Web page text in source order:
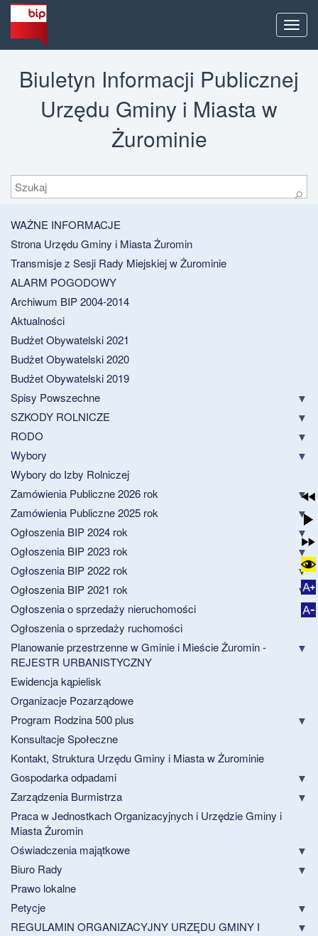
Menu
Biuletyn Informacji Publicznej
Urzędu Gminy i Miasta w
Żurominie
Szukaj
⚲
WAŻNE INFORMACJE
Strona Urzędu Gminy i Miasta Żuromin
Transmisje z Sesji Rady Miejskiej w Żurominie
ALARM POGODOWY
Archiwum BIP 2004-2014
Aktualności
Budżet Obywatelski 2021
Budżet Obywatelski 2020
Budżet Obywatelski 2019
Spisy Powszechne
SZKODY ROLNICZE
RODO
Wybory
Wybory do Izby Rolniczej
Zamówienia Publiczne 2026 rok
Zamówienia Publiczne 2025 rok
Ogłoszenia BIP 2024 rok
Ogłoszenia BIP 2023 rok
Ogłoszenia BIP 2022 rok
Ogłoszenia BIP 2021 rok
Ogłoszenia o sprzedaży nieruchomości
Ogłoszenia o sprzedaży ruchomości
Planowanie przestrzenne w Gminie i Mieście Żuromin -
REJESTR URBANISTYCZNY
Ewidencja kąpielisk
Organizacje Pozarządowe
Program Rodzina 500 plus
Konsultacje Społeczne
Kontakt, Struktura Urzędu Gminy i Miasta w Żurominie
Gospodarka odpadami
Zarządzenia Burmistrza
Praca w Jednostkach Organizacyjnych i Urzędzie Gminy i
Miasta Żuromin
Oświadczenia majątkowe
Biuro Rady
Prawo lokalne
Petycje
REGULAMIN ORGANIZACYJNY URZĘDU GMINY I